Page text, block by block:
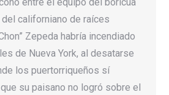
californiano de raíces
Zepeda habría incendiado
de Nueva York, al desatarse
los puertorriqueños sí
su paisano no logró sobre el